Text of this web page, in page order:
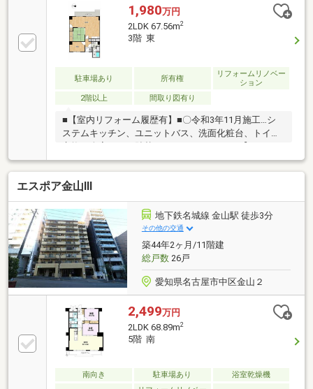
設備へとリニューアル！◆空間造、温度調整や脱臭機
能のあるエコカラット！◇カウンタータイプのキッチ
ンには3口コンロ付◆浴室乾燥機付で雨の日もストレ
スなくお洗濯◇南北の2面バルコニーで心地よい暮ら
しを！～名古屋エリアの「お住まい」探しに確かな安
心と満足を～東宝ハウス名古屋中央ならではの高品質
1,980万円
2LDK 67.56m2
3階 東
駐車場あり 所有権
リフォームリノベー
ション
2階以上
間取り図有り
■【室内リフォーム履歴有】■〇令和3年11月施工…シ
ステムキッチン、ユニットバス、洗面化粧台、トイレ
ポイント】■〇徒歩圏内に複数路線揃う好立地マンシ
ョンです！〇使い勝手の良い2LDKの間取り！〇広々と
したLDKで家具の配置も自由自在♪〇空室のためお好き
なお日にち、お時間にご内覧予約いただけます♪〇周
辺商業施設も充実しており暮らしやすいエリアです！
■【周辺環境について】■〇地下鉄名城線「東別院」
駅 徒歩約4分〇JR・名鉄・地下鉄線「金山」駅徒歩
約7分〇平和小学校 徒歩約4分〇伊勢山中学校 徒歩
約10分
エスポア金山Ⅲ
地下鉄名城線 金山駅 徒歩3分
その他の交通
築44年2ヶ月/11階建
総戸数26戸
愛知県名古屋市中区金山２
2,499万円
2LDK 68.89m2
5階 南
南向き 駐車場あり 浴室乾燥機